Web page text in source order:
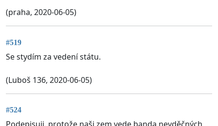
(praha, 2020-06-05)
#519
Se stydím za vedení státu.
(Luboš 136, 2020-06-05)
#524